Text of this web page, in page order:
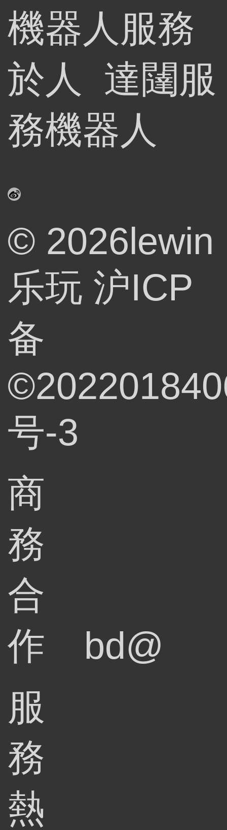
機器人服務
於人 達闥服
務機器人
© 2026lewin
乐玩 沪ICP
备
号-3
商
務
合
作
bd@
服
務
熱